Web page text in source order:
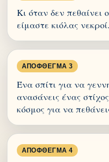
Κι όταν δεν πεθαίνει
είμαστε κιόλας νεκροί.
ΑΠΌΦΘΕΓΜΑ 3
Ένα σπίτι για να
ανασάνεις ένας
κόσμος για να
ΑΠΌΦΘΕΓΜΑ 4